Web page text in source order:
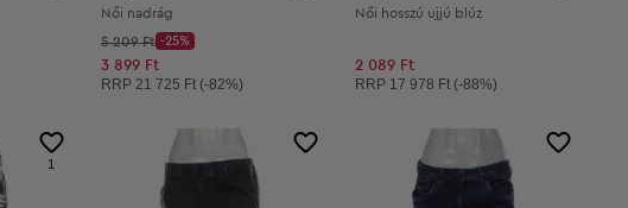
Női nadrág
Kezdő ár:
5 209 Ft
Discount Price:
-25%
Csökkentett ár:
3 899 Ft
Ajánlott ár:
RRP 21 725 Ft (-82%)
Női hosszú ujjú blúz
2 089 Ft
Ajánlott ár:
RRP 17 978 Ft (-88%)
1